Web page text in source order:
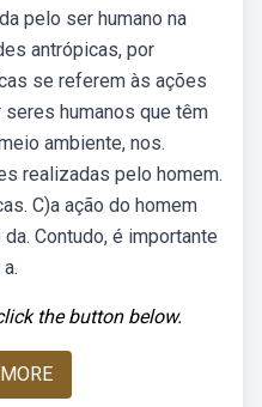
pelo ser humano na
antrópicas, por
se referem às ações
humanos que têm
ambiente, nos.
realizadas pelo homem.
C)a ação do homem
Contudo, é importante
the button below.